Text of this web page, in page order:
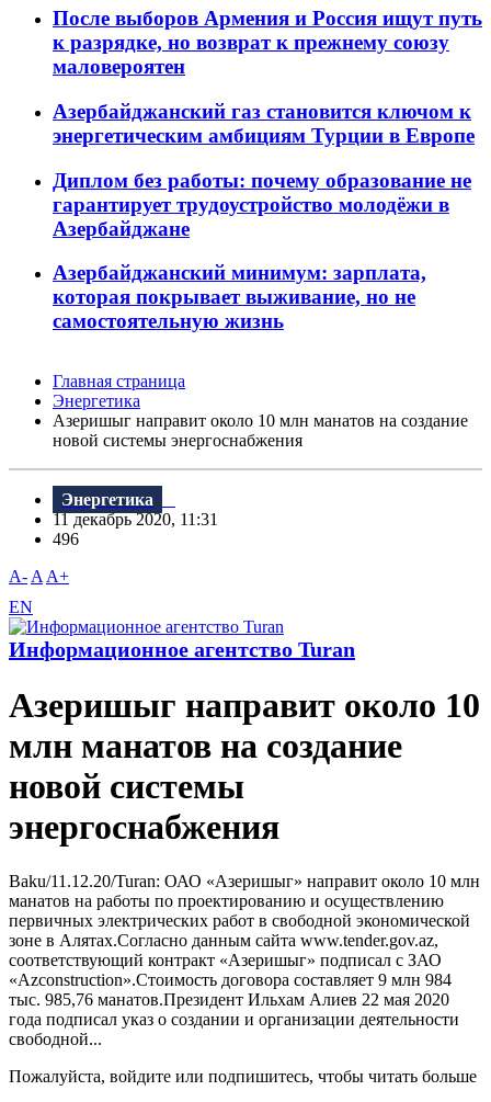
После выборов Армения и Россия ищут путь
к разрядке, но возврат к прежнему союзу
маловероятен
Азербайджанский газ становится ключом к
энергетическим амбициям Турции в Европе
Диплом без работы: почему образование не
гарантирует трудоустройство молодёжи в
Азербайджане
Азербайджанский минимум: зарплата,
которая покрывает выживание, но не
самостоятельную жизнь
Главная страница
Энергетика
Азеришыг направит около 10 млн манатов на создание
новой системы энергоснабжения
Энергетика
11 декабрь 2020, 11:31
496
A- A A+
EN
Информационное агентство Turan
Азеришыг направит около 10
млн манатов на создание
новой системы
энергоснабжения
Baku/11.12.20/Turan: ОАО «Азеришыг» направит около 10 млн
манатов на работы по проектированию и осуществлению
первичных электрических работ в свободной экономической
зоне в Алятах.Согласно данным сайта www.tender.gov.az,
соответствующий контракт «Азеришыг» подписал с ЗАО
«Azconstruction».Стоимость договора составляет 9 млн 984
тыс. 985,76 манатов.Президент Ильхам Алиев 22 мая 2020
года подписал указ о создании и организации деятельности
свободной...
Пожалуйста, войдите или подпишитесь, чтобы читать больше